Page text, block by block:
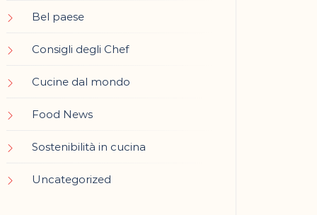
Bel paese
Consigli degli Chef
Cucine dal mondo
Food News
Sostenibilità in cucina
Uncategorized